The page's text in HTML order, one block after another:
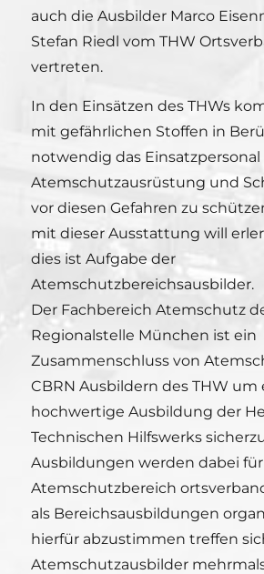
auch die Ausbilder Marco
Stefan Riedl vom THW
vertreten.
In den Einsätzen des THWs
mit gefährlichen Stoffen in
notwendig das
Atemschutzausrüstung und
vor diesen Gefahren zu
mit dieser Ausstattung will
dies ist Aufgabe der
Atemschutzbereichsausbilder.
Der Fachbereich Atemschutz
Regionalstelle München ist ein
Zusammenschluss von
CBRN Ausbildern des THW
hochwertige Ausbildung der
Technischen Hilfswerks
Ausbildungen werden dabei
Atemschutzbereich
als Bereichsausbildungen
hierfür abzustimmen treffen
Atemschutzausbilder